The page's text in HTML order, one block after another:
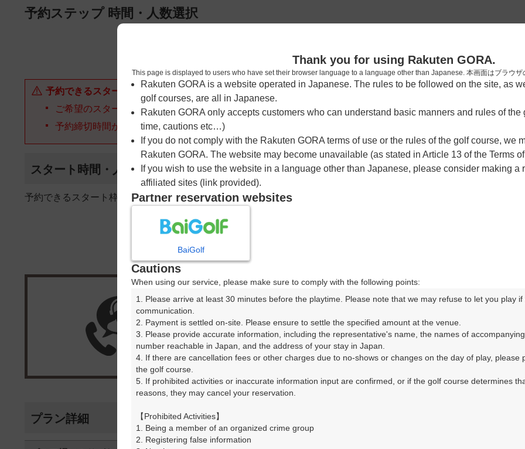
ページの本文へ
予約ステップ 時間・人数選択
確認
予約できるスタート枠がありません。以下の理由が考えられます。
ご希望のスタート時間の枠が他の予約で埋まってしまった。
予約締切時間が過ぎてしまった。
スタート時間・人数指定
予約できるスタート枠がありません。
楽天GORA予約専用ダイヤル
受付時間 8:00～17:00 年中無休
プラン詳細
Thank you for using Rakuten GORA.
This page is displayed to users who have set their browser language to a language other than Japanese. 本画面はブラウ
Rakuten GORA is a website operated in Japanese. The rules to be followed on the site, as
golf courses, are all in Japanese.
Rakuten GORA only accepts customers who can understand basic manners and rules of
time, cautions etc…)
If you do not comply with the Rakuten GORA terms of use or the rules of the golf course, we
Rakuten GORA. The website may become unavailable (as stated in Article 13 of the Terms
If you wish to use the website in a language other than Japanese, please consider making a
affiliated sites (link provided).
Partner reservation websites
BaiGolf
Cautions
When using our service, please make sure to comply with the following points:
1. Please arrive at least 30 minutes before the playtime. Please note that we may refuse to let you play
communication.
2. Payment is settled on-site. Please ensure to settle the specified amount at the venue.
3. Please provide accurate information, including the representative's name, the names of
number reachable in Japan, and the address of your stay in Japan.
4. If there are cancellation fees or other charges due to no-shows or changes on the day of play, please
the golf course.
5. If prohibited activities or inaccurate information input are confirmed, or if the golf course determines
reasons, they may cancel your reservation.
【Prohibited Activities】
1. Being a member of an organized crime group
2. Registering false information